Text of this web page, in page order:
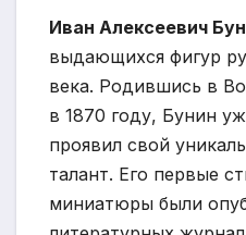
Иван Алексеевич
выдающихся фигур
века. Родившись в
в 1870 году, Бунин
проявил свой
талант. Его первые
миниатюры были